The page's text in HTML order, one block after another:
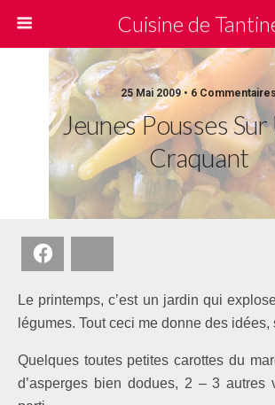
Cuisine de
25 Mai 2009 • 6 Commentaires
Jeunes Pousses
Craquant
Le printemps, c’est un jardin qui
légumes. Tout ceci me donne des
Quelques toutes petites carottes du
d’asperges bien dodues, 2 – 3 autres